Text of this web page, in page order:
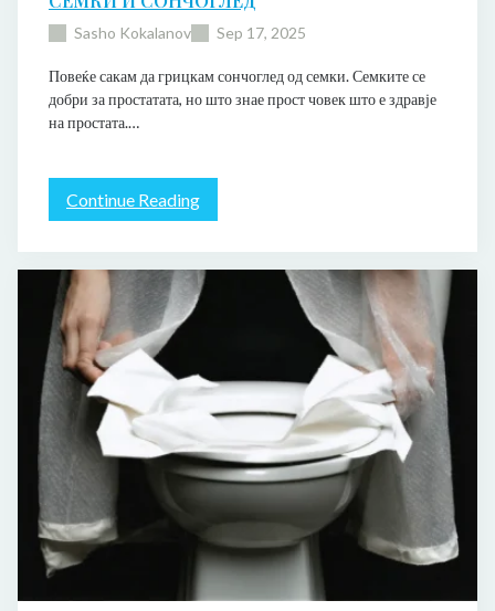
Sasho Kokalanov Sep 17, 2025
Повеќе сакам да грицкам сончоглед од семки. Семките се
добри за простатата, но што знае прост човек што е здравје
на простата.…
Continue Reading:
С
к
о
н
г
л